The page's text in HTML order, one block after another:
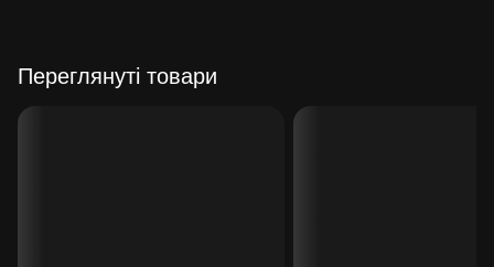
Переглянуті товари